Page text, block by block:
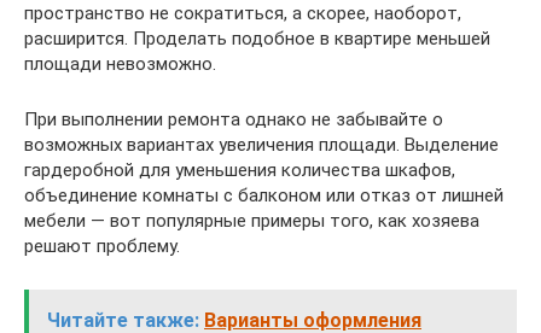
пространство не сократиться, а скорее, наоборот,
расширится. Проделать подобное в квартире меньшей
площади невозможно.
При выполнении ремонта однако не забывайте о
возможных вариантах увеличения площади. Выделение
гардеробной для уменьшения количества шкафов,
объединение комнаты с балконом или отказ от лишней
мебели — вот популярные примеры того, как хозяева
решают проблему.
Читайте также: Варианты оформления